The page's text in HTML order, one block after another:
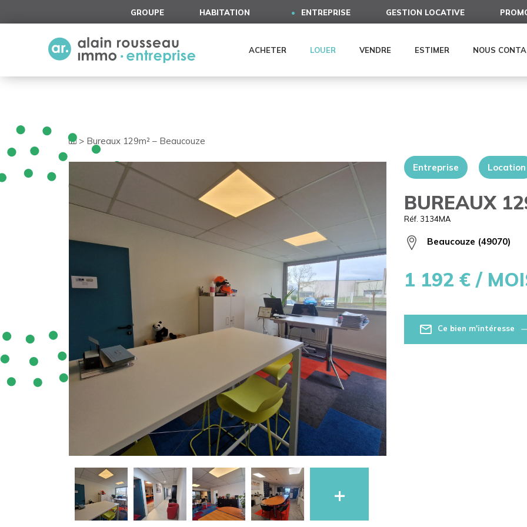
GROUPE HABITATION ENTREPRISE GESTION LOCATIVE
ACHETER LOUER VENDRE ESTIMER NOUS
> Bureaux 129m² – Beaucouze
+
Entreprise Location
BUREAUX
Réf. 3134MA
Beaucouze (49070)
1 192 € /
Ce bien m'intéresse